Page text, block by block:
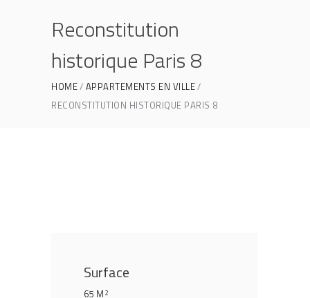
Reconstitution
historique Paris 8
HOME APPARTEMENTS EN VILLE
RECONSTITUTION HISTORIQUE PARIS 8
Surface
65 M 2